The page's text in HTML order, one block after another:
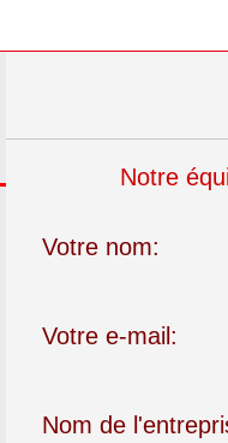
Notre
Votre nom:
Votre e-mail:
Nom de